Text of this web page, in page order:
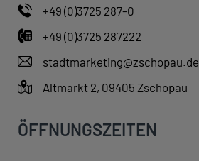
+49 (0)3725 287-0
+49 (0)3725 287222
stadtmarketing@zschopau.de
Altmarkt 2, 09405 Zschopau
ÖFFNUNGSZEITEN